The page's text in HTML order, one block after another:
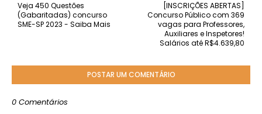
[INSCRIÇÕES ABERTAS]
Concurso Público com 369
vagas para Professores,
Auxiliares e Inspetores!
Salários até R$4.639,80
Veja 450 Questões
(Gabaritadas) concurso
SME-SP 2023 - Saiba Mais
POSTAR UM COMENTÁRIO
0 Comentários